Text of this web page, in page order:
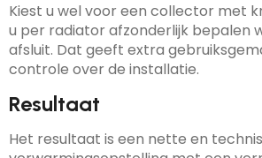
Kiest u wel voor een collector met
u per radiator afzonderlijk bepalen
afsluit. Dat geeft extra
controle over de installatie.
Resultaat
Het resultaat is een nette en